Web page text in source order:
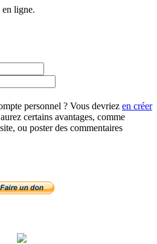
en ligne.
personnel ? Vous devriez en créer
certains avantages, comme
ou poster des commentaires